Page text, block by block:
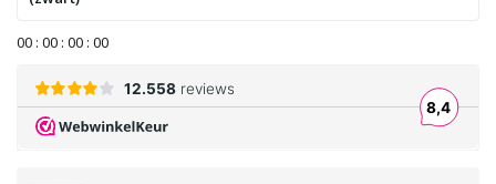
00 : 00 : 00 : 00